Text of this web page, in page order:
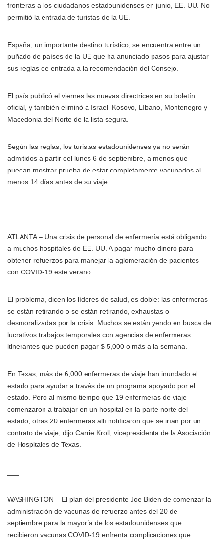
fronteras a los ciudadanos estadounidenses en junio, EE. UU. No
permitió la entrada de turistas de la UE.
España, un importante destino turístico, se encuentra entre un
puñado de países de la UE que ha anunciado pasos para ajustar
sus reglas de entrada a la recomendación del Consejo.
El país publicó el viernes las nuevas directrices en su boletín
oficial, y también eliminó a Israel, Kosovo, Líbano, Montenegro y
Macedonia del Norte de la lista segura.
Según las reglas, los turistas estadounidenses ya no serán
admitidos a partir del lunes 6 de septiembre, a menos que
puedan mostrar prueba de estar completamente vacunados al
menos 14 días antes de su viaje.
ATLANTA – Una crisis de personal de enfermería está obligando
a muchos hospitales de EE. UU. A pagar mucho dinero para
obtener refuerzos para manejar la aglomeración de pacientes
con COVID-19 este verano.
El problema, dicen los líderes de salud, es doble: las enfermeras
se están retirando o se están retirando, exhaustas o
desmoralizadas por la crisis. Muchos se están yendo en busca de
lucrativos trabajos temporales con agencias de enfermeras
itinerantes que pueden pagar $ 5,000 o más a la semana.
En Texas, más de 6,000 enfermeras de viaje han inundado el
estado para ayudar a través de un programa apoyado por el
estado. Pero al mismo tiempo que 19 enfermeras de viaje
comenzaron a trabajar en un hospital en la parte norte del
estado, otras 20 enfermeras allí notificaron que se irían por un
contrato de viaje, dijo Carrie Kroll, vicepresidenta de la Asociación
de Hospitales de Texas.
WASHINGTON – El plan del presidente Joe Biden de comenzar la
administración de vacunas de refuerzo antes del 20 de
septiembre para la mayoría de los estadounidenses que
recibieron vacunas COVID-19 enfrenta complicaciones que